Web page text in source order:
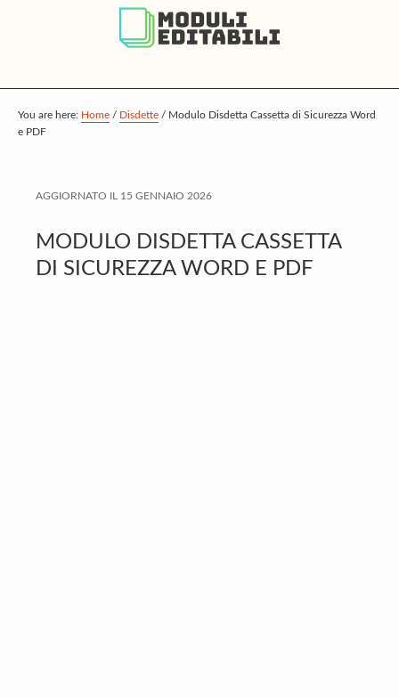
p
t
a
n
c
p
t
r
m
a
p
t
o
t
e
You are here: Home / Disdette / Modulo Disdetta Cassetta di Sicurezza Word
e PDF
AGGIORNATO IL 15 GENNAIO 2026
MODULO DISDETTA CASSETTA
DI SICUREZZA WORD E PDF